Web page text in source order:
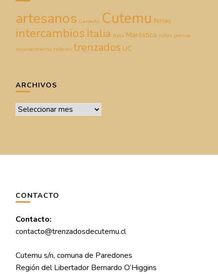
artesanos Cerdeña Cutemu ferias
intercambios Italia Itata Maróstica niños prensa
reconocimiento talleres trenzados UC
ARCHIVOS
Archivos
CONTACTO
Contacto:
contacto@trenzadosdecutemu.cl
Cutemu s/n, comuna de Paredones
Región del Libertador Bernardo O’Higgins